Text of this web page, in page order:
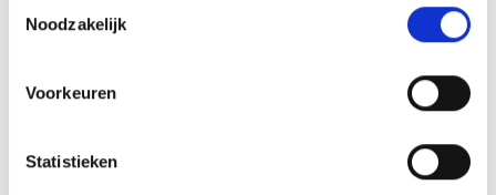
Noodzakelijk
Voorkeuren
Statistieken